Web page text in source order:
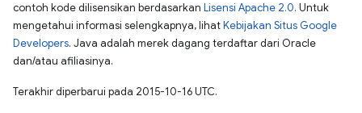
contoh kode dilisensikan berdasarkan Lisensi Apache 2.0. Untuk
mengetahui informasi selengkapnya, lihatKebijakan Situs Google
Developers. Java adalah merek dagang terdaftar dari Oracle
dan/atau afiliasinya.
Terakhir diperbarui pada 2015-10-16 UTC.